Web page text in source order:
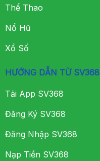
Thể Thao
Nổ Hũ
Xổ Số
HƯỚNG DẪN TỪ SV368
Tải App SV368
Đăng Ký SV368
Đăng Nhập SV368
Nạp Tiền SV368